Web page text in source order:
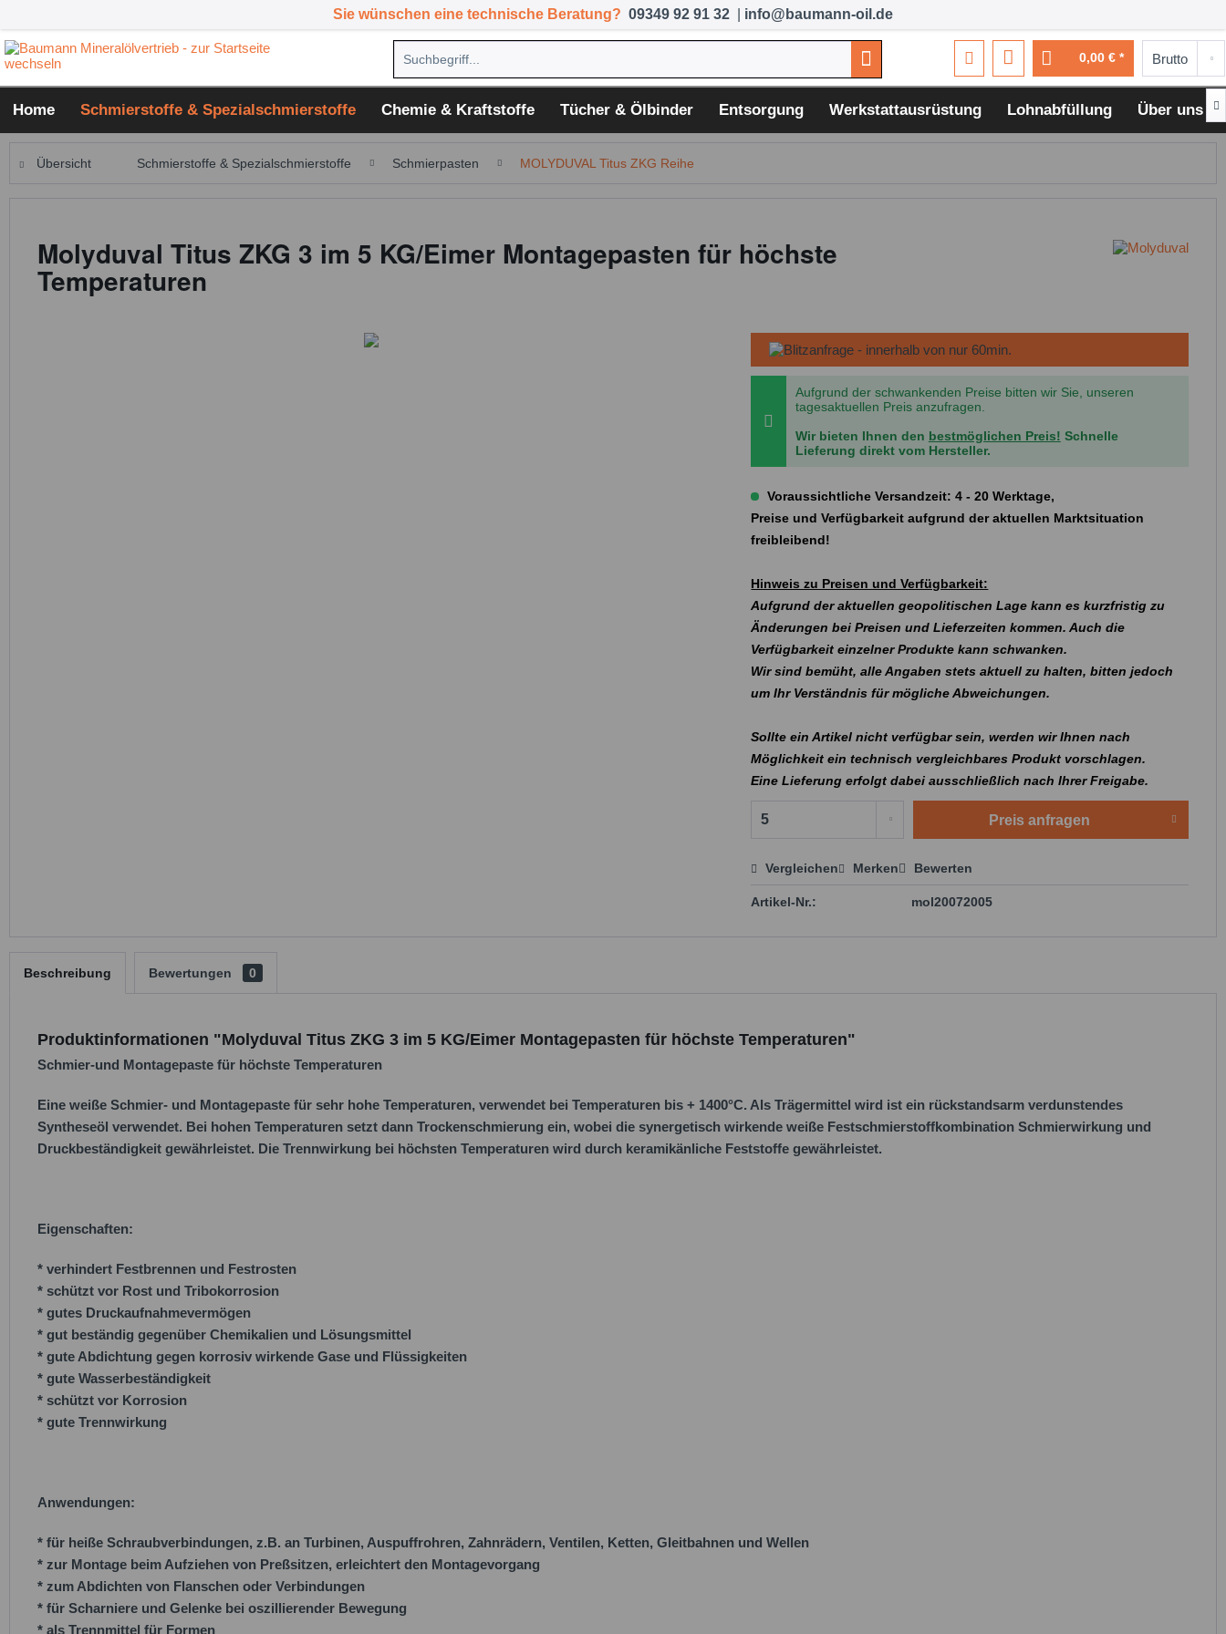
Sie wünschen eine technische Beratung? 09349 92 91 32 info@baumann-oil.de
0,00 € *
Home Schmierstoffe & Spezialschmierstoffe Chemie & Kraftstoffe Tücher & Ölbinder Entsorgung Werkstattausrüstung Lohnabfüllung Über uns 
Übersicht Schmierstoffe & Spezialschmierstoffe Schmierpasten MOLYDUVAL Titus ZKG Reihe
Molyduval Titus ZKG 3 im 5 KG/Eimer Montagepasten für höchste
Temperaturen
Aufgrund der schwankenden Preise bitten wir Sie, unseren
tagesaktuellen Preis anzufragen.
Wir bieten Ihnen den bestmöglichen Preis! Schnelle
Lieferung direkt vom Hersteller.
Voraussichtliche Versandzeit: 4 - 20 Werktage,
Preise und Verfügbarkeit aufgrund der aktuellen Marktsituation
freibleibend!
Hinweis zu Preisen und Verfügbarkeit:
Aufgrund der aktuellen geopolitischen Lage kann es kurzfristig zu
Änderungen bei Preisen und Lieferzeiten kommen. Auch die
Verfügbarkeit einzelner Produkte kann schwanken.
Wir sind bemüht, alle Angaben stets aktuell zu halten, bitten jedoch
um Ihr Verständnis für mögliche Abweichungen.
Sollte ein Artikel nicht verfügbar sein, werden wir Ihnen nach
Möglichkeit ein technisch vergleichbares Produkt vorschlagen.
Eine Lieferung erfolgt dabei ausschließlich nach Ihrer Freigabe.
Preis anfragen
Preis anfragen
Vergleichen Merken Bewerten
Artikel-Nr.: mol20072005
Beschreibung Bewertungen 0
Produktinformationen "Molyduval Titus ZKG 3 im 5 KG/Eimer Montagepasten für höchste Temperaturen"
Schmier-und Montagepaste für höchste Temperaturen
Eine weiße Schmier- und Montagepaste für sehr hohe Temperaturen, verwendet bei Temperaturen bis + 1400°C. Als Trägermittel wird ist ein rückstandsarm verdunstendes
Syntheseöl verwendet. Bei hohen Temperaturen setzt dann Trockenschmierung ein, wobei die synergetisch wirkende weiße Festschmierstoffkombination Schmierwirkung und
Druckbeständigkeit gewährleistet. Die Trennwirkung bei höchsten Temperaturen wird durch keramikänliche Feststoffe gewährleistet.
Eigenschaften:
* verhindert Festbrennen und Festrosten
* schützt vor Rost und Tribokorrosion
* gutes Druckaufnahmevermögen
* gut beständig gegenüber Chemikalien und Lösungsmittel
* gute Abdichtung gegen korrosiv wirkende Gase und Flüssigkeiten
* gute Wasserbeständigkeit
* schützt vor Korrosion
* gute Trennwirkung
Anwendungen:
* für heiße Schraubverbindungen, z.B. an Turbinen, Auspuffrohren, Zahnrädern, Ventilen, Ketten, Gleitbahnen und Wellen
* zur Montage beim Aufziehen von Preßsitzen, erleichtert den Montagevorgang
* zum Abdichten von Flanschen oder Verbindungen
* für Scharniere und Gelenke bei oszillierender Bewegung
* als Trennmittel für Formen